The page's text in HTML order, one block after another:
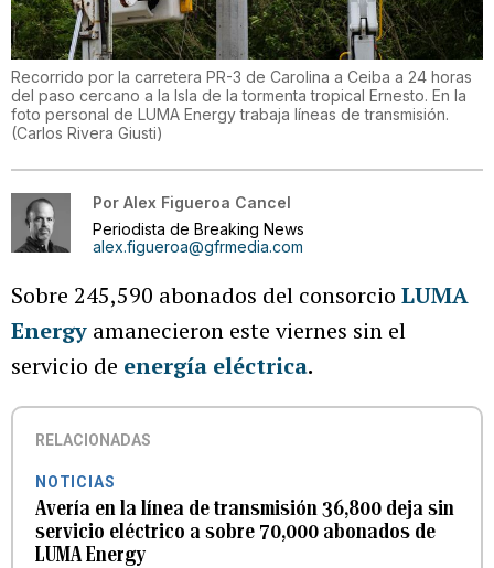
Recorrido por la carretera PR-3 de Carolina a Ceiba a 24 horas
del paso cercano a la Isla de la tormenta tropical Ernesto. En la
foto personal de LUMA Energy trabaja líneas de transmisión.
(Carlos Rivera Giusti)
Por Alex Figueroa Cancel
Periodista de Breaking News
alex.figueroa@gfrmedia.com
Sobre 245,590 abonados del consorcio LUMA
Energy amanecieron este viernes sin el
servicio de energía eléctrica.
RELACIONADAS
NOTICIAS
Avería en la línea de transmisión 36,800 deja sin
servicio eléctrico a sobre 70,000 abonados de
LUMA Energy